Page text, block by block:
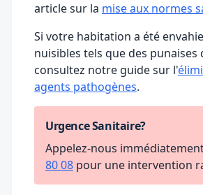
article sur la mise aux normes
Si votre habitation a été
nuisibles tels que des punaises
consultez notre guide sur l'
agents pathogènes.
Urgence Sanitaire?
Appelez-nous
80 08 pour une intervention